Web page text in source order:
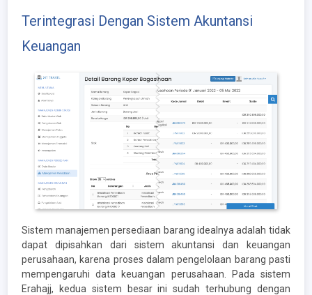
Terintegrasi Dengan Sistem Akuntansi
Keuangan
Sistem manajemen persediaan barang idealnya adalah tidak
dapat dipisahkan dari sistem akuntansi dan keuangan
perusahaan, karena proses dalam pengelolaan barang pasti
mempengaruhi data keuangan perusahaan. Pada sistem
Erahajj, kedua sistem besar ini sudah terhubung dengan